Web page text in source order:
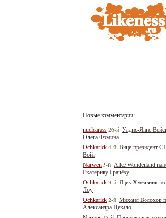
Новые комментарии:
nuclearass 26-й Улдис-Янис
Олега Фомина
Ochkarick 4-й Вице-президент
Войт
Narwen 5-й Alice Wonderland
Екатерину Грачёву
Ochkarick 3-й Яцек Хмельник
Лоу
Ochkarick 2-й Михаил Волохов
Александра Цекало